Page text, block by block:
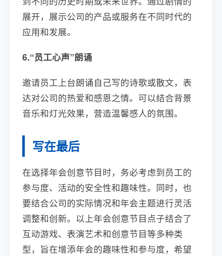
展开，展示公司的产品或服务在不同时代的
应用和发展。
6.“员工心声”朗诵
邀请员工上台朗诵自己写的诗歌或散文，表
达对公司的热爱和感恩之情。可以结合背景
音乐和灯光效果，营造温馨感人的氛围。
写在最后
在选择年会创意节目时，务必考虑到员工的
参与度、活动的安全性和趣味性。同时，也
要结合公司的实际情况和年会主题进行灵活
调整和创新。以上年会创意节目点子结合了
互动游戏、表演艺术和创意节目等多种类
型，旨在增添年会的趣味性和参与度，希望